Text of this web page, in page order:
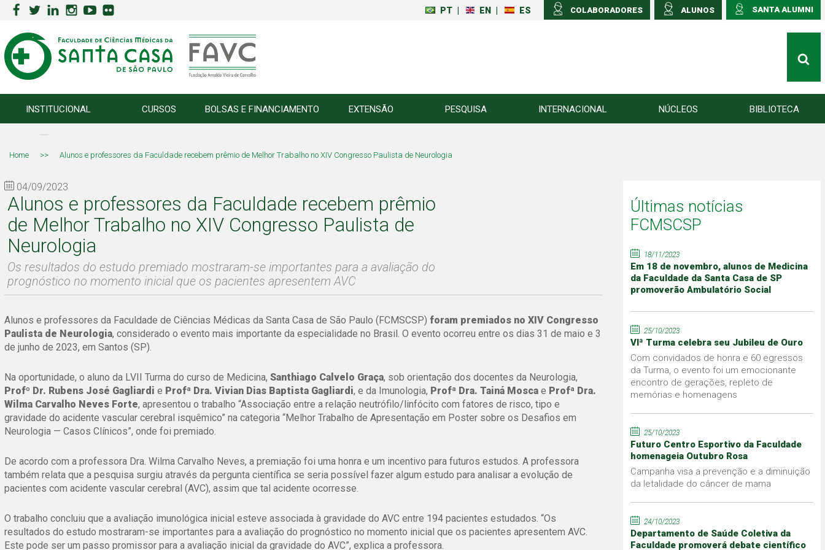
SANTA ALUMNI
ALUNOS
COLABORADORES
PT EN ES
INSTITUCIONAL CURSOS BOLSAS E FINANCIAMENTO EXTENSÃO PESQUISA INTERNACIONAL NÚCLEOS BIBLIOTECA
Home >> Alunos e professores da Faculdade recebem prêmio de Melhor Trabalho no XIV Congresso Paulista de Neurologia
04/09/2023
Alunos e professores da Faculdade recebem prêmio
de Melhor Trabalho no XIV Congresso Paulista de
Neurologia
Os resultados do estudo premiado mostraram-se importantes para a avaliação do
prognóstico no momento inicial que os pacientes apresentem AVC
Alunos e professores da Faculdade de Ciências Médicas da Santa Casa de São Paulo (FCMSCSP) foram premiados no XIV Congresso
Paulista de Neurologia, considerado o evento mais importante da especialidade no Brasil. O evento ocorreu entre os dias 31 de maio e 3
de junho de 2023, em Santos (SP).
Na oportunidade, o aluno da LVII Turma do curso de Medicina, Santhiago Calvelo Graça, sob orientação dos docentes da Neurologia,
Profº Dr. Rubens José Gagliardi e Profª Dra. Vivian Dias Baptista Gagliardi, e da Imunologia, Profª Dra. Tainá Moscae Profª Dra.
Wilma Carvalho Neves Forte, apresentou o trabalho “Associação entre a relação neutrófilo/linfócito com fatores de risco, tipo e
gravidade do acidente vascular cerebral isquêmico” na categoria “Melhor Trabalho de Apresentação em Poster sobre os Desafios em
Neurologia — Casos Clínicos”, onde foi premiado.
De acordo com a professora Dra. Wilma Carvalho Neves, a premiação foi uma honra e um incentivo para futuros estudos. A professora
também relata que a pesquisa surgiu através da pergunta científica se seria possível fazer algum estudo para analisar a evolução de
pacientes com acidente vascular cerebral (AVC), assim que tal acidente ocorresse.
O trabalho concluiu que a avaliação imunológica inicial esteve associada à gravidade do AVC entre 194 pacientes estudados. “Os
resultados do estudo mostraram-se importantes para a avaliação do prognóstico no momento inicial que os pacientes apresentem AVC.
Este pode ser um passo promissor para a avaliação inicial da gravidade do AVC”, explica a professora.
Últimas notícias
FCMSCSP
18/11/2023
Em 18 de novembro, alunos de Medicina
da Faculdade da Santa Casa de SP
promoverão Ambulatório Social
25/10/2023
VIª Turma celebra seu Jubileu de Ouro
Com convidados de honra e 60 egressos
da Turma, o evento foi um emocionante
encontro de gerações, repleto de
memórias e homenagens
25/10/2023
Futuro Centro Esportivo da Faculdade
homenageia Outubro Rosa
Campanha visa a prevenção e a diminuição
da letalidade do câncer de mama
24/10/2023
Departamento de Saúde Coletiva da
Faculdade promoverá debate científico